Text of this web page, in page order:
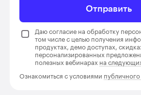
Отправить
Даю согласие на обработку
том числе с целью получения
продуктах, демо доступах,
персонализированных
полезных вебинарах на
Ознакомиться с условиями